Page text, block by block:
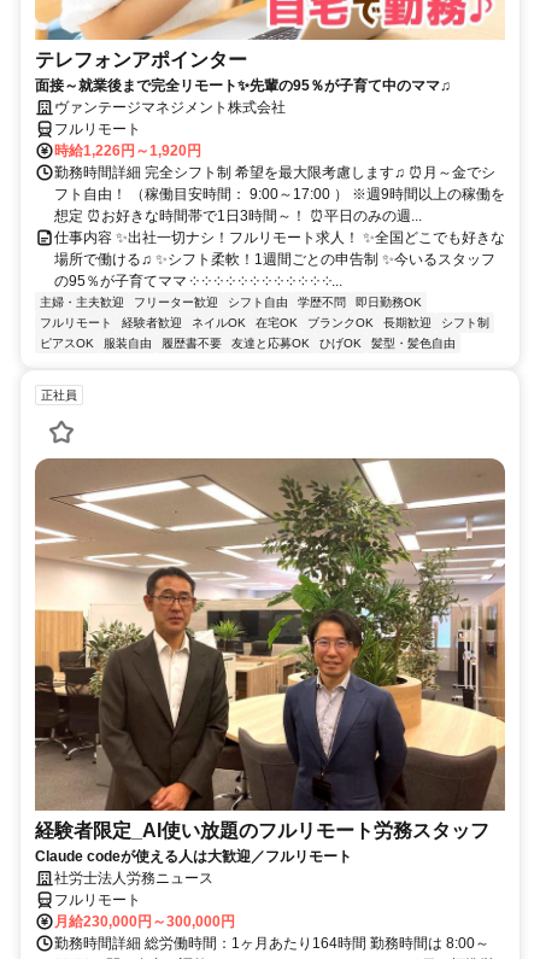
テレフォンアポインター
面接～就業後まで完全リモート✨先輩の95％が子育て中のママ♫
ヴァンテージマネジメント株式会社
フルリモート
時給1,226円～1,920円
勤務時間詳細 完全シフト制 希望を最大限考慮します♫ ⏰月～金でシ
フト自由！ （稼働目安時間： 9:00～17:00 ） ※週9時間以上の稼働を
想定 ⏰お好きな時間帯で1日3時間～！ ⏰平日のみの週...
仕事内容 ✨出社一切ナシ！フルリモート求人！ ✨全国どこでも好きな
場所で働ける♫ ✨シフト柔軟！1週間ごとの申告制 ✨今いるスタッフ
の95％が子育てママ ༶ ༶ ༶ ༶ ༶ ༶ ༶ ༶ ༶ ༶ ༶ ༶...
主婦・主夫歓迎 フリーター歓迎 シフト自由 学歴不問
即日勤務OK
フルリモート
経験者歓迎 ネイルOK 在宅OK ブランクOK 長期歓迎
シフト制
ピアスOK
服装自由 履歴書不要 友達と応募OK ひげOK 髪型・髪色自由
正社員
経験者限定_AI使い放題のフルリモート労務スタッフ
Claude codeが使える人は大歓迎／フルリモート
社労士法人労務ニュース
フルリモート
月給230,000円～300,000円
勤務時間詳細 総労働時間：1ヶ月あたり164時間 勤務時間は 8:00～